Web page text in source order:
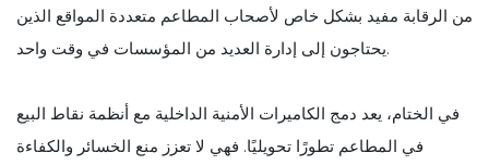
من الرقابة مفيد بشكل خاص لأصحاب المطاعم متعددة المواقع الذين
يحتاجون إلى إدارة العديد من المؤسسات في وقت واحد.
في الختام، يعد دمج الكاميرات الأمنية الداخلية مع أنظمة نقاط البيع
في المطاعم تطورًا تحويليًا. فهي لا تعزز منع الخسائر والكفاءة